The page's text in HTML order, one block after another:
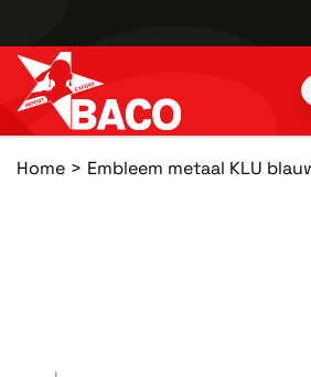
Home Embleem metaal KLU